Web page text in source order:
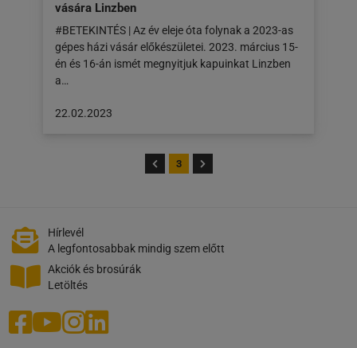
vására Linzben
#BETEKINTÉS | Az év eleje óta folynak a 2023-as
gépes házi vásár előkészületei. 2023. március 15-
én és 16-án ismét megnyitjuk kapuinkat Linzben
a…
A
22.02.2023
22.02.2023
3
Hírlevél
A legfontosabbak mindig szem előtt
Akciók és brosúrák
Letöltés